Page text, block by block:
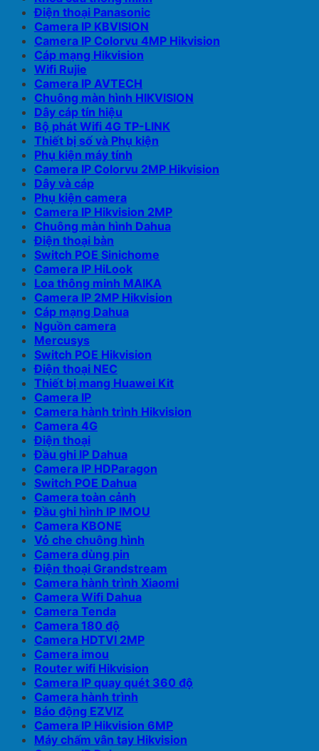
Điện thoại Panasonic
Camera IP KBVISION
Camera IP Colorvu 4MP Hikvision
Cáp mạng Hikvision
Wifi Rujie
Camera IP AVTECH
Chuông màn hình HIKVISION
Dây cáp tín hiệu
Bộ phát Wifi 4G TP-LINK
Thiết bị số và Phụ kiện
Phụ kiện máy tính
Camera IP Colorvu 2MP Hikvision
Dây và cáp
Phụ kiện camera
Camera IP Hikvision 2MP
Chuông màn hình Dahua
Điện thoại bàn
Switch POE Sinichome
Camera IP HiLook
Loa thông minh MAIKA
Camera IP 2MP Hikvision
Cáp mạng Dahua
Nguồn camera
Mercusys
Switch POE Hikvision
Điện thoại NEC
Thiết bị mang Huawei Kit
Camera IP
Camera hành trình Hikvision
Camera 4G
Điện thoại
Đầu ghi IP Dahua
Camera IP HDParagon
Switch POE Dahua
Camera toàn cảnh
Đầu ghi hình IP IMOU
Camera KBONE
Vỏ che chuông hình
Camera dùng pin
Điện thoại Grandstream
Camera hành trình Xiaomi
Camera Wifi Dahua
Camera Tenda
Camera 180 độ
Camera HDTVI 2MP
Camera imou
Router wifi Hikvision
Camera IP quay quét 360 độ
Camera hành trình
Báo động EZVIZ
Camera IP Hikvision 6MP
Máy chấm vân tay Hikvision